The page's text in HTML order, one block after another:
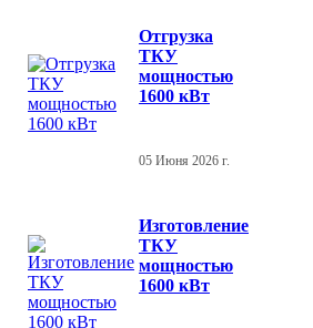
Отгрузка
ТКУ
мощностью
1600 кВт
05 Июня 2026 г.
Изготовление
ТКУ
мощностью
1600 кВт